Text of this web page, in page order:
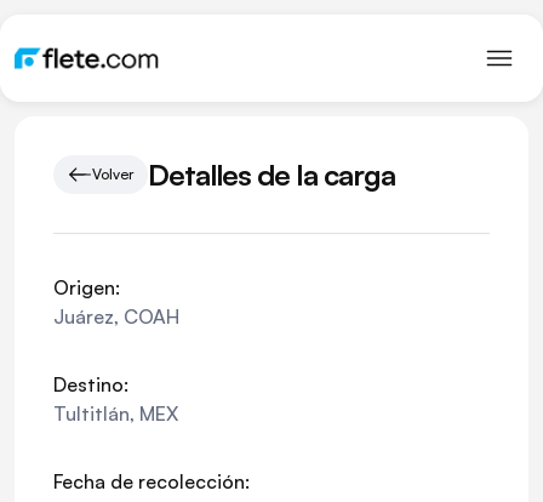
Volver Detalles de la carga
Origen:
Juárez, COAH
Destino:
Tultitlán, MEX
Fecha de recolección: